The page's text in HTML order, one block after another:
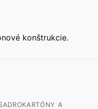
konštrukcie.
A